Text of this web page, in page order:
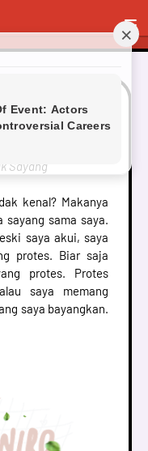
Sayang
kenal? Makanya
sayang sama saya.
saya akui, saya
protes. Biar saja
protes. Protes
saya memang
saya bayangkan.